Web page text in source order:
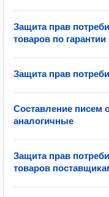
Защита прав
товаров по гарантии
Защита прав
Составление писем
аналогичные
Защита прав
товаров